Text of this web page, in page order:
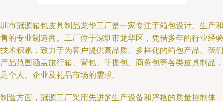
市冠源箱包皮具制品龙华工厂是一家专注于箱包设计、生产和
的专业制造商。工厂位于深圳市龙华区，凭借多年的行业经验
术积累，致力于为客户提供高品质、多样化的箱包产品。我们
品范围涵盖旅行箱、背包、手提包、商务包等各类皮具制品，
个人、企业及礼品市场的需求。
造方面，冠源工厂采用先进的生产设备和严格的质量控制体